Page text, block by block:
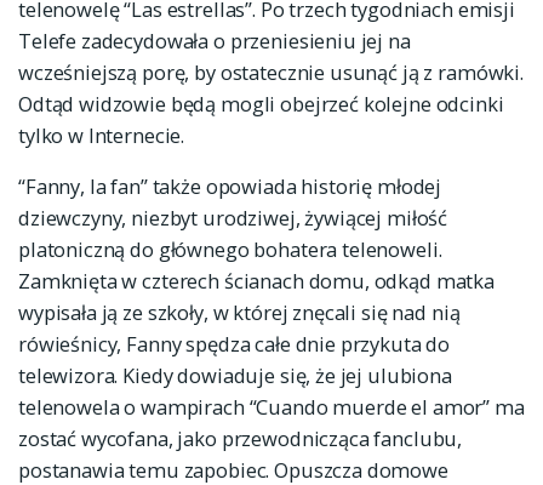
telenowelę “Las estrellas”. Po trzech tygodniach emisji
Telefe zadecydowała o przeniesieniu jej na
wcześniejszą porę, by ostatecznie usunąć ją z ramówki.
Odtąd widzowie będą mogli obejrzeć kolejne odcinki
tylko w Internecie.
“Fanny, la fan” także opowiada historię młodej
dziewczyny, niezbyt urodziwej, żywiącej miłość
platoniczną do głównego bohatera telenoweli.
Zamknięta w czterech ścianach domu, odkąd matka
wypisała ją ze szkoły, w której znęcali się nad nią
rówieśnicy, Fanny spędza całe dnie przykuta do
telewizora. Kiedy dowiaduje się, że jej ulubiona
telenowela o wampirach “Cuando muerde el amor” ma
zostać wycofana, jako przewodnicząca fanclubu,
postanawia temu zapobiec. Opuszcza domowe